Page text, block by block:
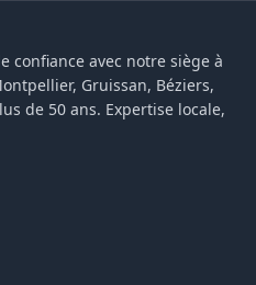
confiance avec notre siège à
Gruissan, Béziers,
de 50 ans. Expertise locale,